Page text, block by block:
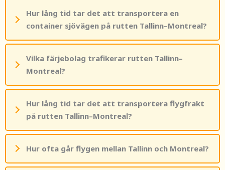
Hur lång tid tar det att transportera en
container sjövägen på rutten Tallinn–Montreal?
Vilka färjebolag trafikerar rutten Tallinn–
Montreal?
Hur lång tid tar det att transportera flygfrakt
på rutten Tallinn–Montreal?
Hur ofta går flygen mellan Tallinn och Montreal?